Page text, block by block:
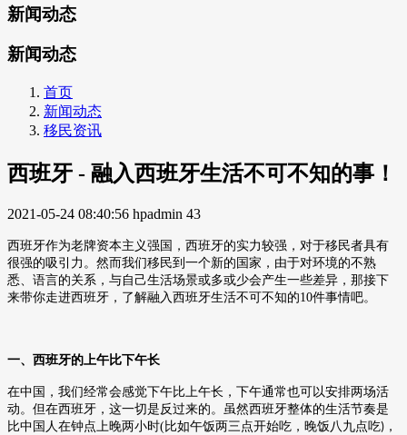
新闻动态
新闻动态
首页
新闻动态
移民资讯
西班牙 - 融入西班牙生活不可不知的事！
2021-05-24 08:40:56 hpadmin 43
西班牙作为老牌资本主义强国，西班牙的实力较强，对于移民者具有
很强的吸引力。然而我们移民到一个新的国家，由于对环境的不熟
悉、语言的关系，与自己生活场景或多或少会产生一些差异，那接下
来带你走进西班牙，了解融入西班牙生活不可不知的10件事情吧。
一、西班牙的上午比下午长
在中国，我们经常会感觉下午比上午长，下午通常也可以安排两场活
动。但在西班牙，这一切是反过来的。虽然西班牙整体的生活节奏是
比中国人在钟点上晚两小时(比如午饭两三点开始吃，晚饭八九点吃) ，